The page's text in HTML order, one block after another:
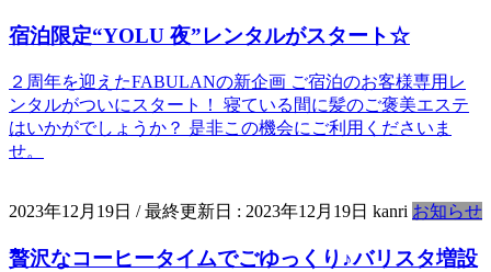
宿泊限定“YOLU 夜”レンタルがスタート☆
２周年を迎えたFABULANの新企画 ご宿泊のお客様専用レ
ンタルがついにスタート！ 寝ている間に髪のご褒美エステ
はいかがでしょうか？ 是非この機会にご利用くださいま
せ。
2023年12月19日 / 最終更新日 : 2023年12月19日 kanri お知らせ
贅沢なコーヒータイムでごゆっくり♪バリスタ増設